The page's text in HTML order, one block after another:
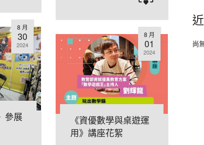
8 月
30
2024
參展
8 月
01
2024
《資優數學與桌遊運
用》講座花絮
尚